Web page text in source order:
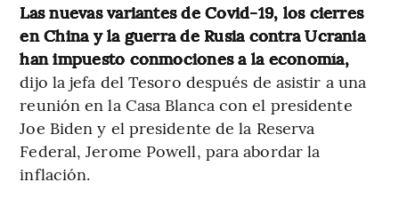
Las nuevas variantes de Covid-19, los cierres
en China y la guerra de Rusia contra Ucrania
han impuesto conmociones a la economía,
dijo la jefa del Tesoro después de asistir a una
reunión en la Casa Blanca con el presidente
Joe Biden y el presidente de la Reserva
Federal, Jerome Powell, para abordar la
inflación.